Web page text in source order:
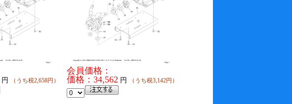
円 （うち税2,658円）
会員価格：
価格：34,562 円 （うち税3,142円）